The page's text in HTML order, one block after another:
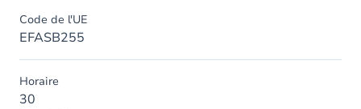
Code de l'UE
EFASB255
Horaire
30